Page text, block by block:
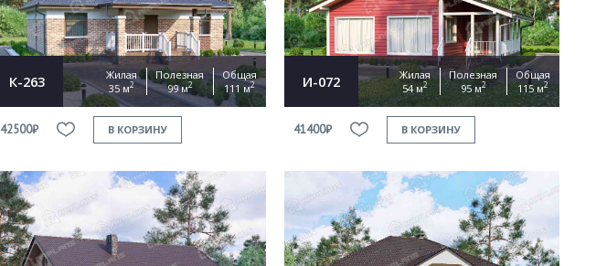
К-263
Жилая
35 м2
Полезная
99 м2
Общая
111 м2
42500₽ В КОРЗИНУ
И-072
Жилая
54 м2
Полезная
95 м2
Общая
115 м2
41400₽ В КОРЗИНУ